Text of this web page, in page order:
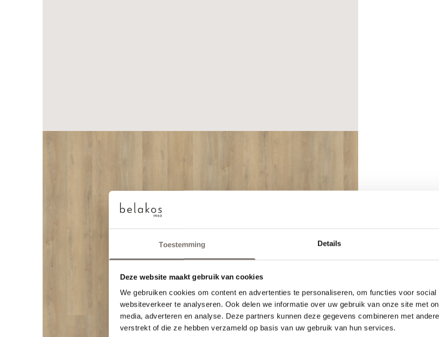
Toestemming Details
Deze website maakt gebruik van cookies
We gebruiken cookies om content en advertenties te personaliseren, om functies voor
websiteverkeer te analyseren. Ook delen we informatie over uw gebruik van onze site met
media, adverteren en analyse. Deze partners kunnen deze gegevens combineren met
verstrekt of die ze hebben verzameld op basis van uw gebruik van hun services.
Nederlands